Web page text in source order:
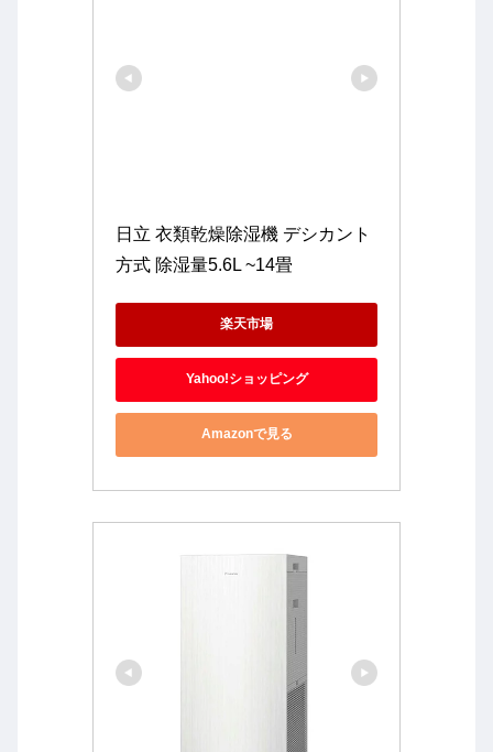
日立 衣類乾燥除湿機 デシカント
方式 除湿量5.6L ~14畳
楽天市場
Yahoo!ショッピング
Amazonで見る